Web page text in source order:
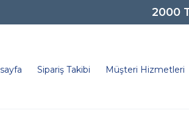
Sipariş Takibi Müşteri Hizmetleri